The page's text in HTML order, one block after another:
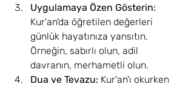
Uygulamaya Özen Gösterin:
Kur'an'da öğretilen değerleri
günlük hayatınıza yansıtın.
Örneğin, sabırlı olun, adil
davranın, merhametli olun.
Dua ve Tevazu: Kur'an'ı okurken